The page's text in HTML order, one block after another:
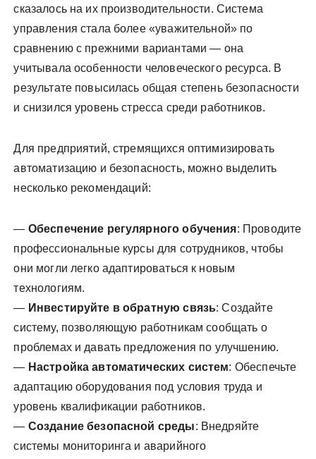
сказалось на их производительности. Система
управления стала более «уважительной» по
сравнению с прежними вариантами — она
учитывала особенности человеческого ресурса. В
результате повысилась общая степень безопасности
и снизился уровень стресса среди работников.
Для предприятий, стремящихся оптимизировать
автоматизацию и безопасность, можно выделить
несколько рекомендаций:
— Обеспечение регулярного обучения: Проводите
профессиональные курсы для сотрудников, чтобы
они могли легко адаптироваться к новым
технологиям.
— Инвестируйте в обратную связь: Создайте
систему, позволяющую работникам сообщать о
проблемах и давать предложения по улучшению.
— Настройка автоматических систем: Обеспечьте
адаптацию оборудования под условия труда и
уровень квалификации работников.
— Создание безопасной среды: Внедряйте
системы мониторинга и аварийного